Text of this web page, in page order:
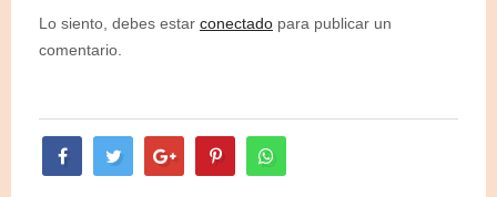
Lo siento, debes estar conectado para publicar un
comentario.